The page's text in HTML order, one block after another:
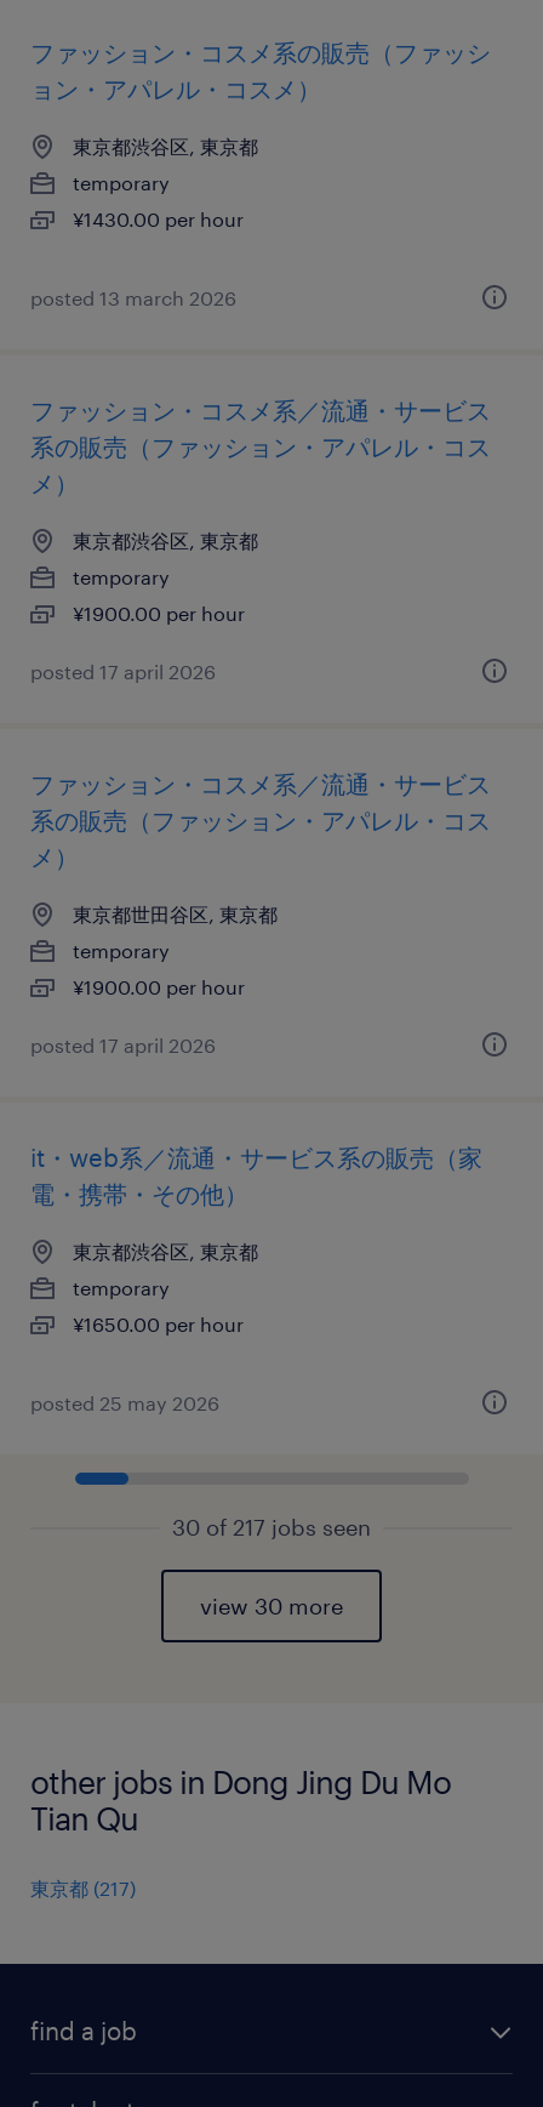
ファッション・コスメ系の販売（ファッシ
ョン・アパレル・コスメ）
東京都渋谷区, 東京都
temporary
¥1430.00 per hour
posted 13 march 2026
ファッション・コスメ系／流通・サービス
系の販売（ファッション・アパレル・コス
メ）
東京都渋谷区, 東京都
temporary
¥1900.00 per hour
posted 17 april 2026
ファッション・コスメ系／流通・サービス
系の販売（ファッション・アパレル・コス
メ）
東京都世田谷区, 東京都
temporary
¥1900.00 per hour
posted 17 april 2026
it・web系／流通・サービス系の販売（家
電・携帯・その他）
東京都渋谷区, 東京都
temporary
¥1650.00 per hour
posted 25 may 2026
30 of 217 jobs seen
view 30 more
other jobs in Dong Jing Du Mo
Tian Qu
東京都 (217)
find a job